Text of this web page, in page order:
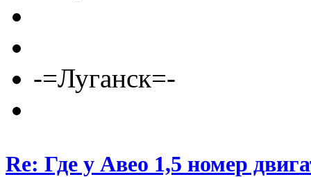
-=Луганск=-
Re: Где у Авео 1,5 номер